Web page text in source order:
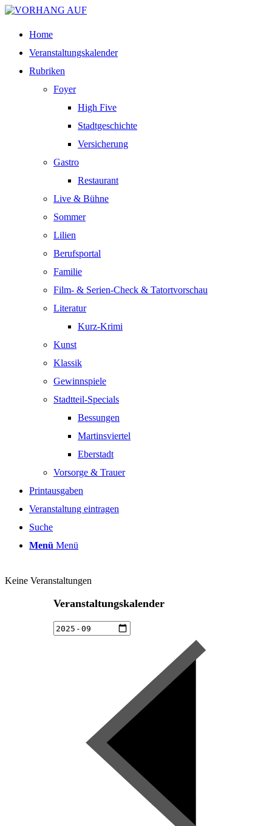
Home
Veranstaltungskalender
Rubriken
Foyer
High Five
Stadtgeschichte
Versicherung
Gastro
Restaurant
Live & Bühne
Sommer
Lilien
Berufsportal
Familie
Film- & Serien-Check & Tatortvorschau
Literatur
Kurz-Krimi
Kunst
Klassik
Gewinnspiele
Stadtteil-Specials
Bessungen
Martinsviertel
Eberstadt
Vorsorge & Trauer
Printausgaben
Veranstaltung eintragen
Suche
Menü Menü
Keine Veranstaltungen
Veranstaltungskalender